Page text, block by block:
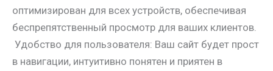
оптимизирован для всех устройств, обеспечивая
беспрепятственный просмотр для ваших клиентов.
Удобство для пользователя: Ваш сайт будет прост
в навигации, интуитивно понятен и приятен в